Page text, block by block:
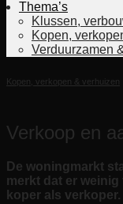
Thema’s
Klussen,
Kopen,
Verduurzamen
Kopen, verkopen & verhuizen
Verkoop en
De woningmarkt
merkt dat er
koper als verkoper.